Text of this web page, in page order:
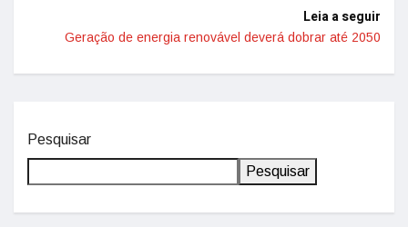
Leia a seguir
Geração de energia renovável deverá dobrar até 2050
Pesquisar
Pesquisar